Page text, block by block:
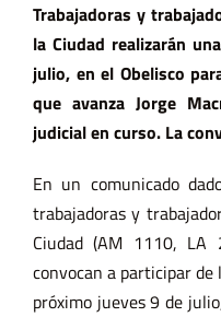
Trabajadoras y
la Ciudad realizarán
julio, en el Obelisco
que avanza Jorge
judicial en curso. La
En un comunicado
trabajadoras y
Ciudad (AM 1110,
convocan a participar
próximo jueves 9 de